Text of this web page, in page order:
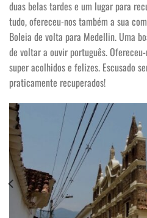
duas belas tardes e um lugar para
tudo, ofereceu-nos também a sua
Boleia de volta para Medellin. Uma
de voltar a ouvir português.
super acolhidos e felizes. Escusado
praticamente recuperados!